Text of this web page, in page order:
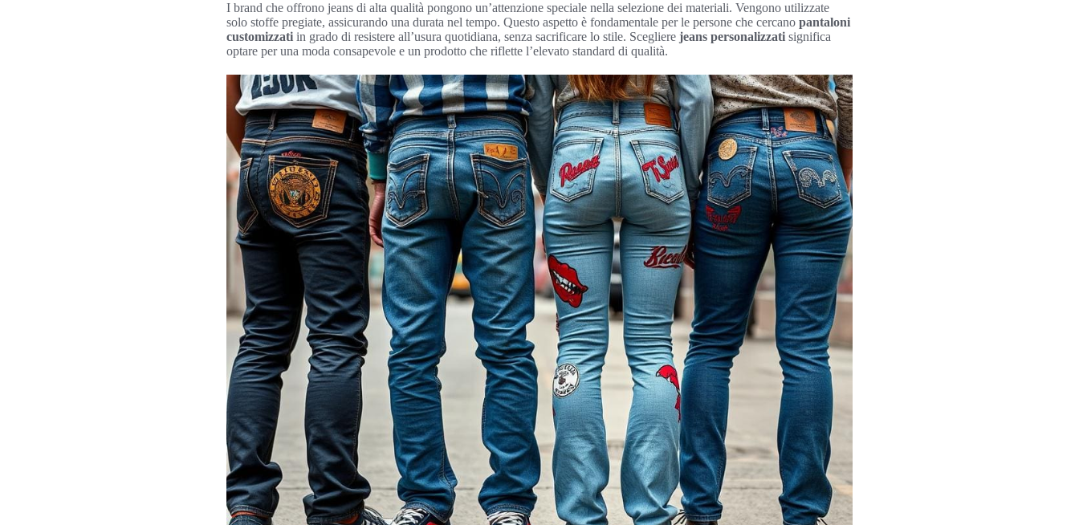
I brand che offrono jeans di alta qualità pongono un’attenzione speciale nella selezione dei materiali. Vengono utilizzate
solo stoffe pregiate, assicurando una durata nel tempo. Questo aspetto è fondamentale per le persone che cercano pantaloni
customizzati in grado di resistere all’usura quotidiana, senza sacrificare lo stile. Scegliere jeans personalizzati significa
optare per una moda consapevole e un prodotto che riflette l’elevato standard di qualità.